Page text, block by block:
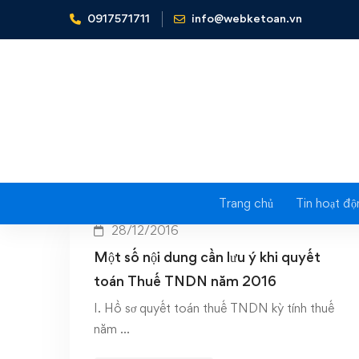
0917571711 info@webketoan.vn
Trang chủ Tin hoạt
Home 2016
28/12/2016
Một số nội dung cần lưu ý khi quyết
toán Thuế TNDN năm 2016
I. Hồ sơ quyết toán thuế TNDN kỳ tính thuế
năm …